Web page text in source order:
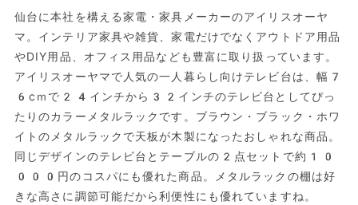
仙台に本社を構える家電・家具メーカーのアイリスオーヤ
マ。インテリア家具や雑貨、家電だけでなくアウトドア用品
やDIY用品、オフィス用品なども豊富に取り扱っています。
アイリスオーヤマで人気の一人暮らし向けテレビ台は、幅7
6cｍで24インチから32インチのテレビ台としてぴっ
たりのカラーメタルラックです。ブラウン・ブラック・ホワ
イトのメタルラックで天板が木製になったおしゃれな商品。
同じデザインのテレビ台とテーブルの2点セットで約10
000円のコスパにも優れた商品。メタルラックの棚は好
きな高さに調節可能だから利便性にも優れていますね。